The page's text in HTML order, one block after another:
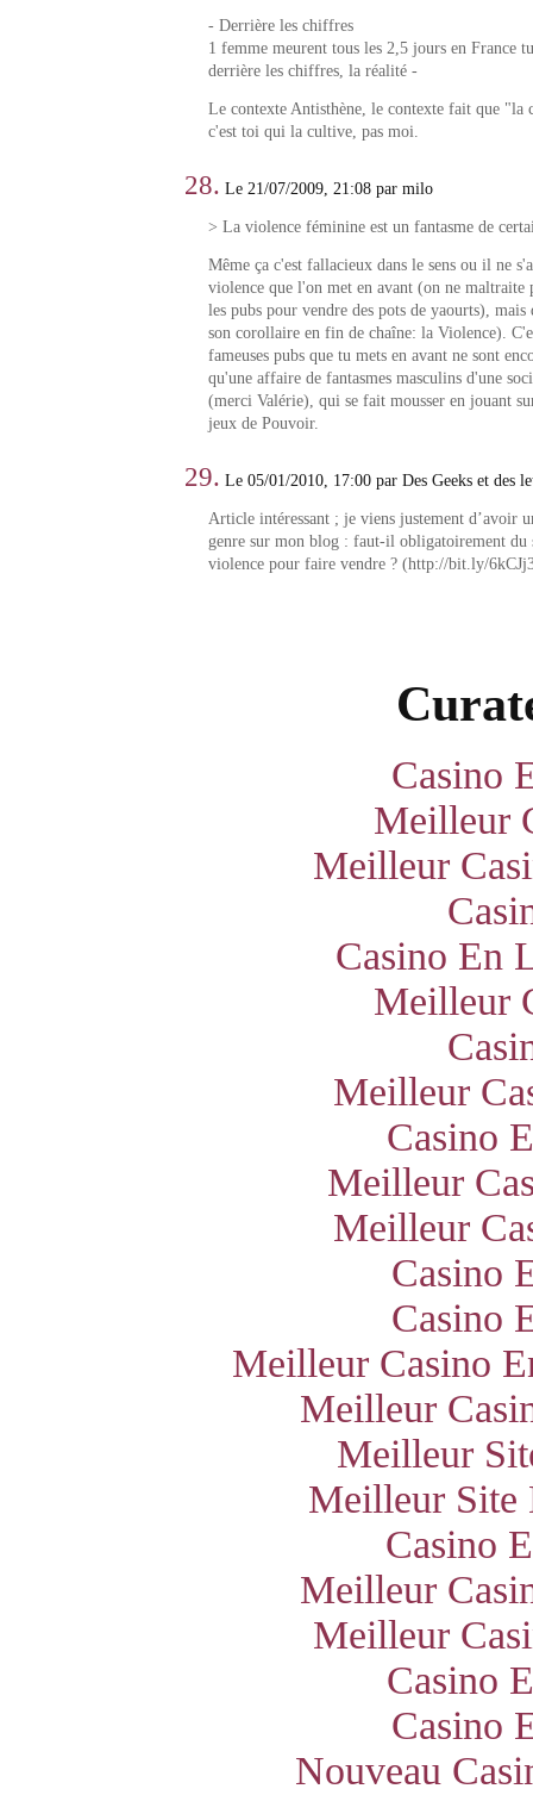
- Derrière les chiffres
1 femme meurent tous les 2,5 jours en France
derrière les chiffres, la réalité -
Le contexte Antisthène, le contexte fait que "la
c'est toi qui la cultive, pas moi.
28. Le 21/07/2009, 21:08 par milo
> La violence féminine est un fantasme de
Même ça c'est fallacieux dans le sens ou il ne
violence que l'on met en avant (on ne maltraite
les pubs pour vendre des pots de yaourts),
son corollaire en fin de chaîne: la Violence).
fameuses pubs que tu mets en avant ne sont
qu'une affaire de fantasmes masculins d'une
(merci Valérie), qui se fait mousser en jouant
jeux de Pouvoir.
29. Le 05/01/2010, 17:00 par Des Geeks et des
Article intéressant ; je viens justement d’avoir
genre sur mon blog : faut-il obligatoirement du
violence pour faire vendre ? (http://bit.ly/
Casino
Meilleur
Meilleur
Casino En
Meilleur
Meilleur
Casino
Meilleur
Meilleur
Casino
Casino
Meilleur Casino
Meilleur
Meilleur
Meilleur Site
Casino
Meilleur
Meilleur
Casino
Casino
Nouveau